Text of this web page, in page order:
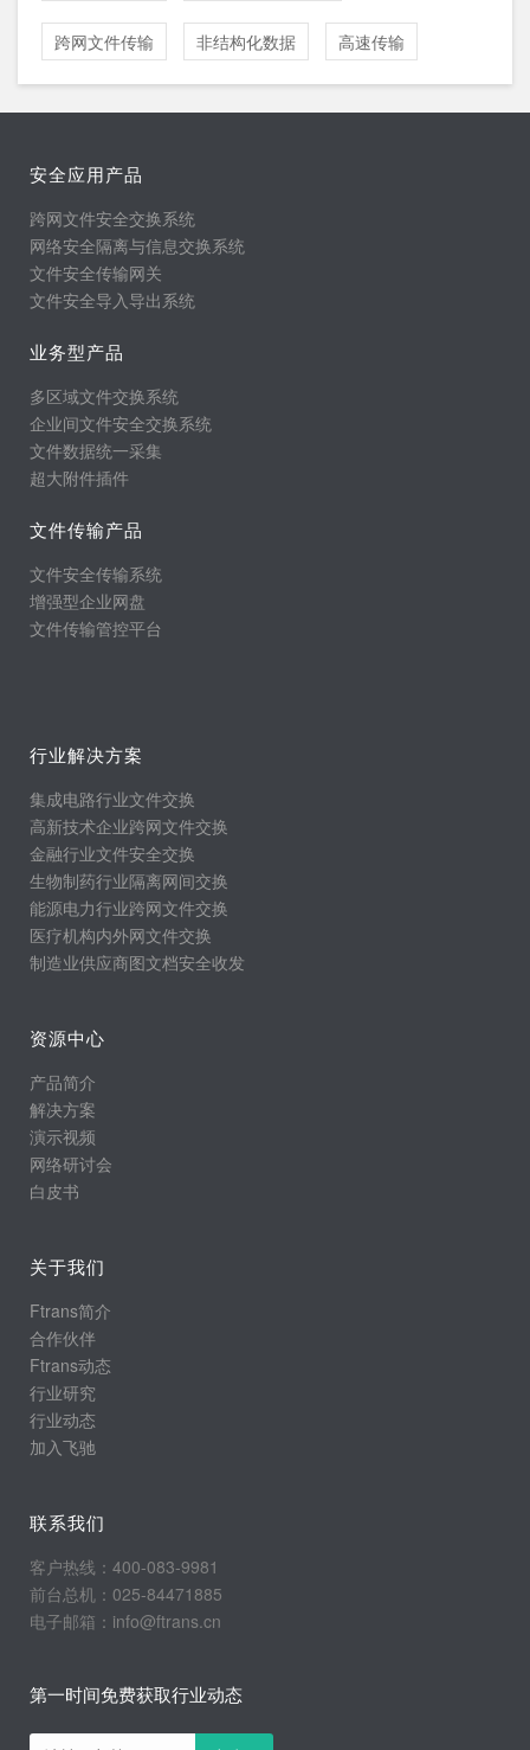
跨网文件传输 非结构化数据 高速传输
安全应用产品
跨网文件安全交换系统
网络安全隔离与信息交换系统
文件安全传输网关
文件安全导入导出系统
业务型产品
多区域文件交换系统
企业间文件安全交换系统
文件数据统一采集
超大附件插件
文件传输产品
文件安全传输系统
增强型企业网盘
文件传输管控平台
行业解决方案
集成电路行业文件交换
高新技术企业跨网文件交换
金融行业文件安全交换
生物制药行业隔离网间交换
能源电力行业跨网文件交换
医疗机构内外网文件交换
制造业供应商图文档安全收发
资源中心
产品简介
解决方案
演示视频
网络研讨会
白皮书
关于我们
Ftrans简介
合作伙伴
Ftrans动态
行业研究
行业动态
加入飞驰
联系我们
客户热线：400-083-9981
前台总机：025-84471885
电子邮箱：info@ftrans.cn
第一时间免费获取行业动态